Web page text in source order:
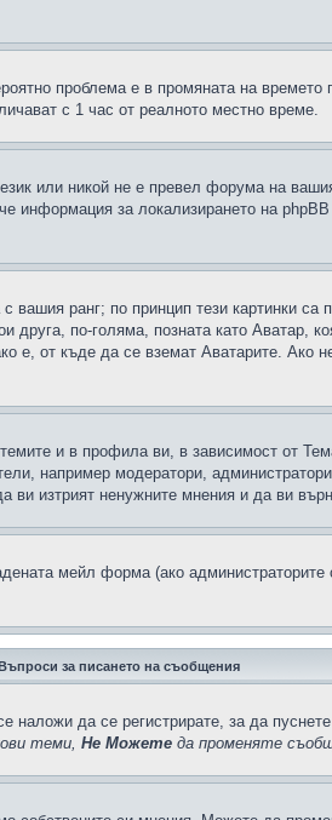
проблема е в промяната на
с 1 час от реалното местно време.
или никой не е превел форума на
информация за локализирането на
ранг; по принцип тези картинки
по-голяма, позната като Аватар,
от къде да се вземат Аватарите. Ако
и в профила ви, в зависимост от
например модератори,
изтрият ненужните мнения и да ви
мейл форма (ако
за писането на съобщения
да се регистрирате, за да
теми, Не Можете да променяте